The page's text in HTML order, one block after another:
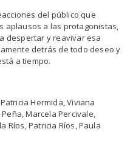
del público que
aplausos a las protagonistas,
despertar y reavivar esa
detrás de todo deseo y
a tiempo.
Hermida, Viviana
Marcela Percivale,
Ríos, Patricia Ríos, Paula